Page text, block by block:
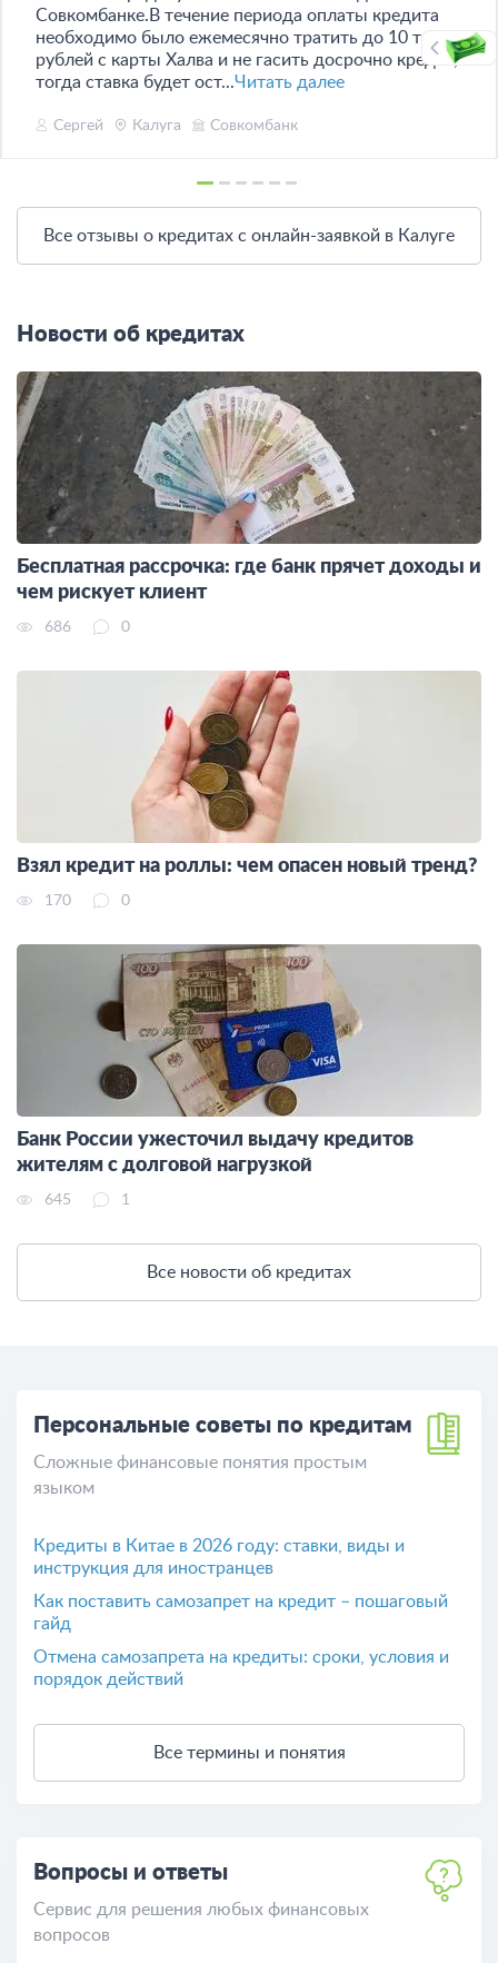
Совкомбанке.В течение периода оплаты кредита
необходимо было ежемесячно тратить до 10 тыс.
рублей с карты Халва и не гасить досрочно кредит,
тогда ставка будет ост...Читать далее
Сергей Калуга Совкомбанк
Все отзывы о кредитах с онлайн-заявкой в Калуге
Новости об кредитах
Бесплатная рассрочка: где банк прячет доходы и
чем рискует клиент
686 0
Взял кредит на роллы: чем опасен новый тренд?
170 0
Банк России ужесточил выдачу кредитов
жителям с долговой нагрузкой
645 1
Все новости об кредитах
Персональные советы по кредитам
Сложные финансовые понятия простым
языком
Кредиты в Китае в 2026 году: ставки, виды и
инструкция для иностранцев
Как поставить самозапрет на кредит – пошаговый
гайд
Отмена самозапрета на кредиты: сроки, условия и
порядок действий
Все термины и понятия
Вопросы и ответы
Сервис для решения любых финансовых
вопросов